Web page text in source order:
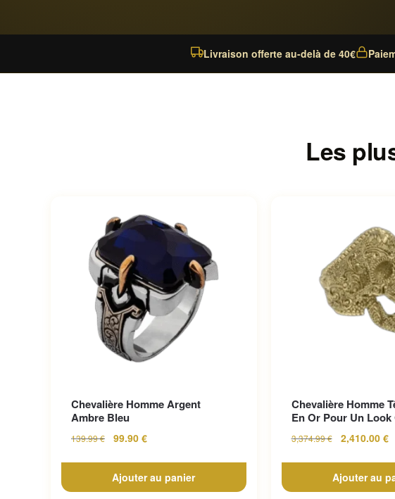
Livraison offerte au-delà de 40€
Les
Chevalière Homme Argent
Ambre Bleu
139.99€ 99.90 €
Ajouter au panier
Chevalière Homme
En Or Pour Un
3,374.99€ 2,410.00 €
Ajouter au